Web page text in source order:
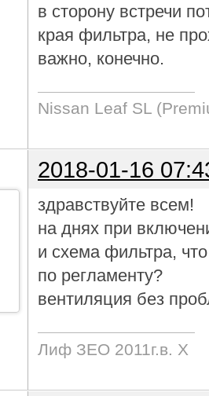
в сторону встречи
края фильтра, не
важно, конечно.
Nissan Leaf SL
2018-01-16
здравствуйте всем!
на днях при
и схема фильтра,
по регламенту?
вентиляция без
Лиф ЗЕО 2011г.в. Х